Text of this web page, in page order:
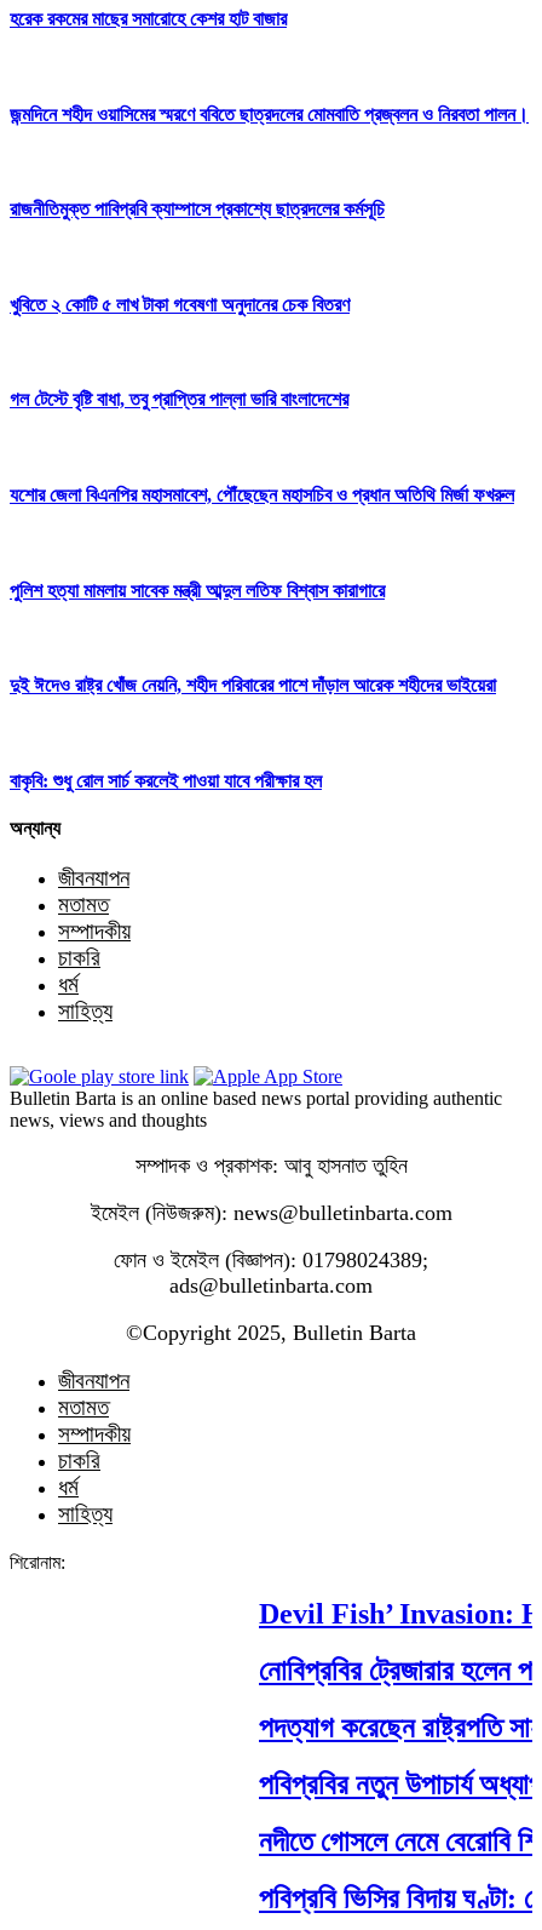
হরেক রকমের মাছের সমারোহে কেশর হাট বাজার
জন্মদিনে শহীদ ওয়াসিমের স্মরণে ববিতে ছাত্রদলের মোমবাতি প্রজ্বলন ও নিরবতা পালন।
রাজনীতিমুক্ত পাবিপ্রবি ক্যাম্পাসে প্রকাশ্যে ছাত্রদলের কর্মসূচি
খুবিতে ২ কোটি ৫ লাখ টাকা গবেষণা অনুদানের চেক বিতরণ
গল টেস্টে বৃষ্টি বাধা, তবু প্রাপ্তির পাল্লা ভারি বাংলাদেশের
যশোর জেলা বিএনপির মহাসমাবেশ, পৌঁছেছেন মহাসচিব ও প্রধান অতিথি মির্জা ফখরুল
পুলিশ হত্যা মামলায় সাবেক মন্ত্রী আব্দুল লতিফ বিশ্বাস কারাগারে
দুই ঈদেও রাষ্ট্র খোঁজ নেয়নি, শহীদ পরিবারের পাশে দাঁড়াল আরেক শহীদের ভাইয়েরা
বাকৃবি: শুধু রোল সার্চ করলেই পাওয়া যাবে পরীক্ষার হল
অন্যান্য
জীবনযাপন
মতামত
সম্পাদকীয়
চাকরি
ধর্ম
সাহিত্য
Bulletin Barta is an online based news portal providing authentic
news, views and thoughts
সম্পাদক ও প্রকাশক: আবু হাসনাত তুহিন
ইমেইল (নিউজরুম): news@bulletinbarta.com
ফোন ও ইমেইল (বিজ্ঞাপন): 01798024389;
ads@bulletinbarta.com
©️Copyright 2025, Bulletin Barta
জীবনযাপন
মতামত
সম্পাদকীয়
চাকরি
ধর্ম
সাহিত্য
শিরোনাম:
Devil Fish’ Invasion:
নোবিপ্রবির ট্রেজারার হলেন
পদত্যাগ করেছেন রাষ্ট্রপতি
পবিপ্রবির নতুন উপাচার্য
নদীতে গোসলে নেমে বেরোবি
পবিপ্রবি ভিসির বিদায় ঘণ্টা: